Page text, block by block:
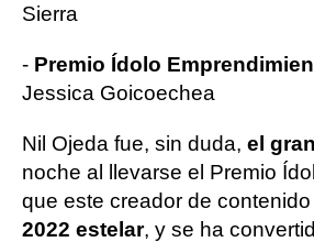
Sierra
- Premio Ídolo
Jessica Goicoechea
Nil Ojeda fue, sin duda, el
noche al llevarse el Premio
que este creador de
2022 estelar, y se ha